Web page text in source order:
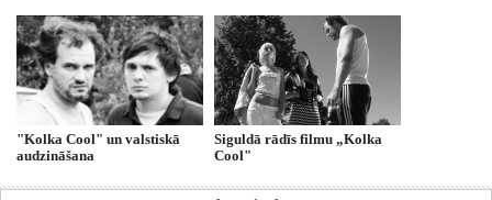
"Kolka Cool" un valstiskā
audzināšana
Siguldā rādīs filmu „Kolka
Cool"